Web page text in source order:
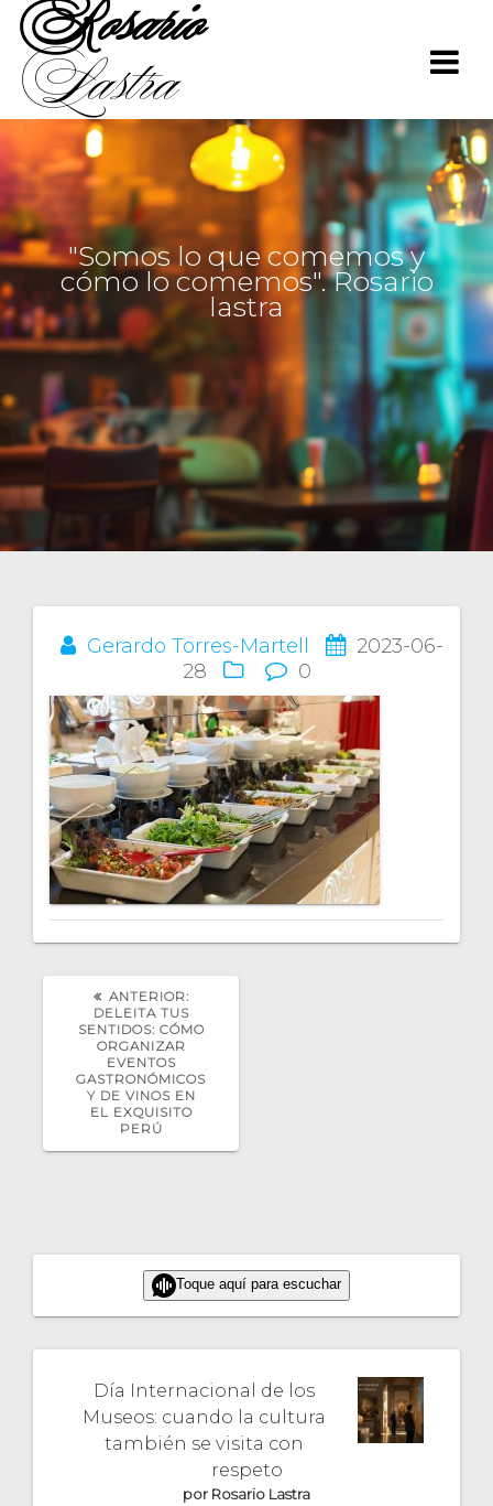
Rosario
Lastra
"Somos lo que comemos y
cómo lo comemos". Rosario
lastra
Gerardo Torres-Martell
2023-06-
28
0
Navegación
de
entradas
ANTERIOR:POST
ANTERIOR:
DELEITA TUS
SENTIDOS: CÓMO
ORGANIZAR
EVENTOS
GASTRONÓMICOS
Y DE VINOS EN
EL EXQUISITO
PERÚ
Toque aquí para escuchar
Día Internacional de los
Museos: cuando la cultura
también se visita con
respeto
por Rosario Lastra